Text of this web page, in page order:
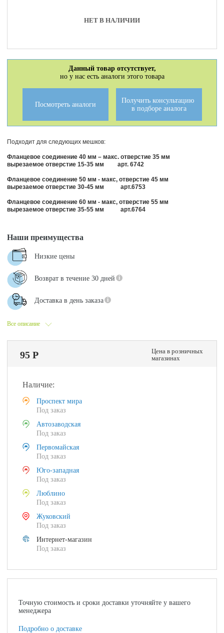
НЕТ В НАЛИЧИИ
Данный товар отсутствует,
но у нас есть аналоги этого товара
Посмотреть аналоги
Получить консультацию
в подборе аналога
Подходит для следующих мешков:
Фланцевое соединение 40 мм – макс. отверстие 35 мм
вырезаемое отверстие 15-35 мм арт. 6742
Фланцевое соединение 50 мм - макс, отверстие 45 мм
вырезаемое отверстие 30-45 мм
арт.6753
Фланцевое соединение 60 мм - макс, отверстие 55 мм
вырезаемое отверстие 35-55 мм
арт.6764
Все описание
Наши преимущества
Низкие цены
Возврат в течение 30 дней
Доставка в день заказа
95 Р
Цена в розничных
магазинах
Наличие:
Проспект мира
Под заказ
Автозаводская
Под заказ
Первомайская
Под заказ
Юго-западная
Под заказ
Люблино
Под заказ
Жуковский
Под заказ
Интернет-магазин
Под заказ
Точную стоимость и сроки доставки уточняйте у вашего
менеджера
Подробно о доставке